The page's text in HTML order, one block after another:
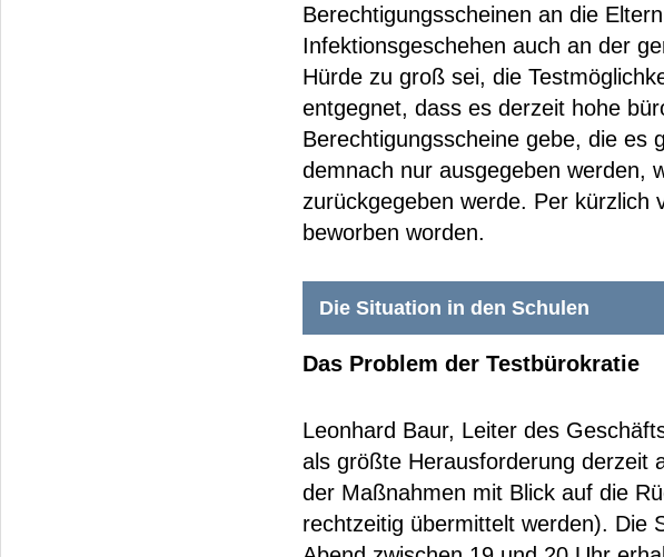
Berechtigungsscheinen an die
Infektionsgeschehen auch an der
Hürde zu groß sei, die
entgegnet, dass es derzeit hohe
Berechtigungsscheine gebe, die es
demnach nur ausgegeben werden,
zurückgegeben werde. Per kürzlich
beworben worden.
Die Situation in den Schulen
Das Problem der Testbürokratie
Leonhard Baur, Leiter des
als größte Herausforderung derzeit
der Maßnahmen mit Blick auf die
rechtzeitig übermittelt werden). Die